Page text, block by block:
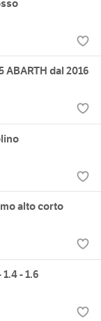
dal 2016
alto corto
- 1.6